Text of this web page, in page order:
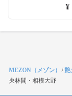
¥
MEZON（メゾン） /艶
央林間・相模大野